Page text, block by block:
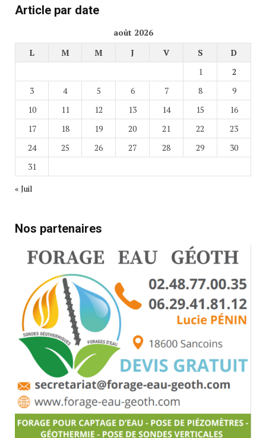
Article par date
août 2026
L
M M J V S
D
1
2
3
4 5 6 7 8
9
10
11 12 13 14 15
16
17
18 19 20 21 22
23
24
25 26 27 28 29
30
31
« Juil
Nos partenaires